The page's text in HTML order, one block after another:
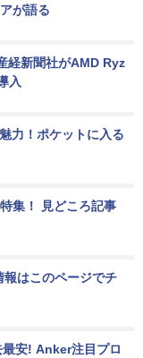
が語る
経新聞社がAMD Ryz
入
力！ポケットに入る
集！ 見どころ記事
はこのページでチ
安! Anker注目プロ